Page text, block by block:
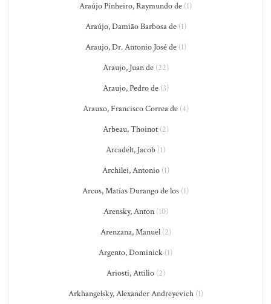
Araújo Pinheiro, Raymundo de (1)
Araújo, Damião Barbosa de(1)
Araujo, Dr. Antonio José de(1)
Araujo, Juan de(22)
Araujo, Pedro de(3)
Arauxo, Francisco Correa de(4)
Arbeau, Thoinot(2)
Arcadelt, Jacob (1)
Archilei, Antonio(1)
Arcos, Matías Durango de los (1)
Arensky, Anton(10)
Arenzana, Manuel(2)
Argento, Dominick (1)
Ariosti, Attilio(2)
Arkhangelsky, Alexander Andreyevich(1)